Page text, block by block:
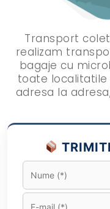
Transport
realizam
bagaje cu
toate localitatile
adresa la